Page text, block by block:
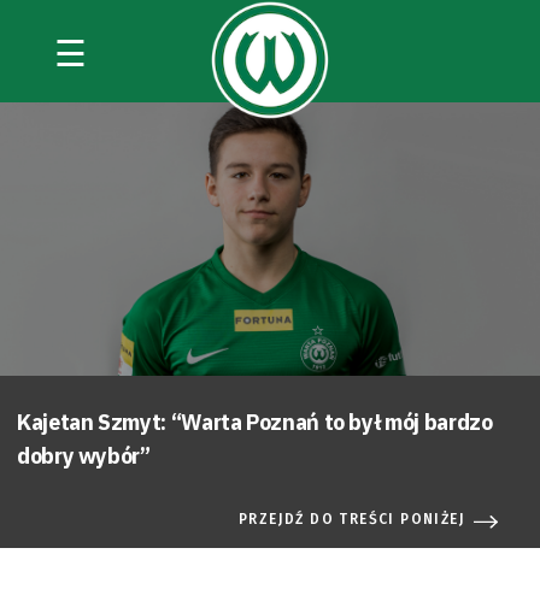
☰
Kajetan Szmyt: “Warta Poznań to był mój bardzo
dobry wybór”
PRZEJDŹ DO TREŚCI PONIŻEJ